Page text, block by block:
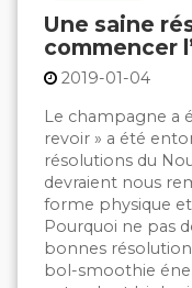
Une saine
commencer
2019-01-04
Le champagne a
revoir » a été
résolutions du
devraient nous
forme physique
Pourquoi ne pas
bonnes
bol-smoothie